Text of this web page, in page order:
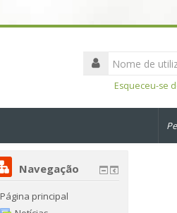
Nome
de
utilizadorEsqueceu-se
Navegação
Página principal